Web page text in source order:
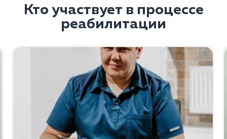
Кто участвует в процессе
реабилитации